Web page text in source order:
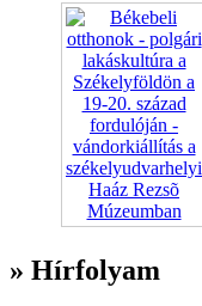
» Hírfolyam